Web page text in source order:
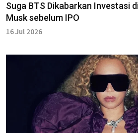
Suga BTS Dikabarkan Investasi
Musk sebelum IPO
16 Jul 2026